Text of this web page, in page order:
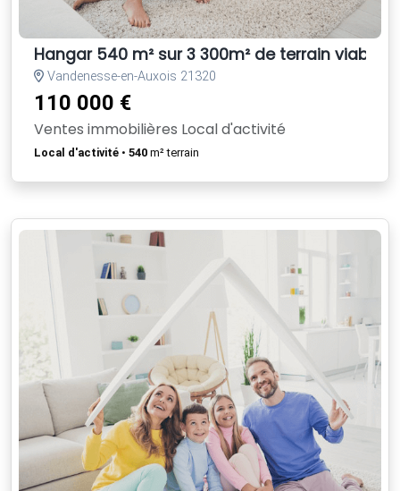
Hangar 540 m² sur 3 300m² de terrain viabilisé
Vandenesse-en-Auxois 21320
110 000 €
Ventes immobilières Local d'activité
Local d'activité • 540 m² terrain